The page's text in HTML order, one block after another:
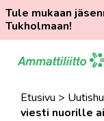
Tule mukaan
Tukholmaan!
suoraan
Etusivu >
viesti nuorille